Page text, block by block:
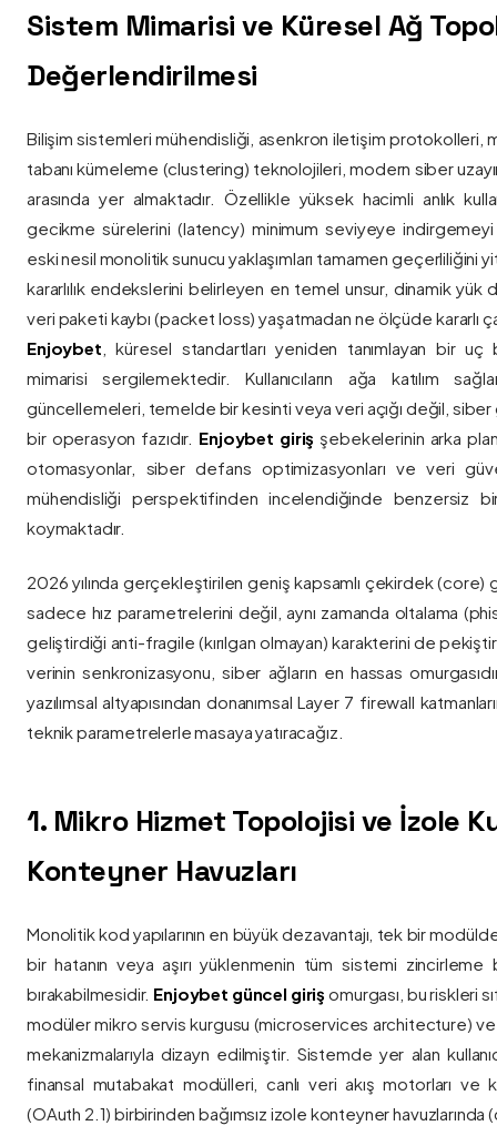
Sistem Mimarisi ve Küresel Ağ
Değerlendirilmesi
Bilişim sistemleri mühendisliği, asenkron iletişim protokolleri,
tabanı kümeleme (clustering) teknolojileri, modern siber
arasında yer almaktadır. Özellikle yüksek hacimli anlık
gecikme sürelerini (latency) minimum seviyeye
eski nesil monolitik sunucu yaklaşımları tamamen geçerliliğini
kararlılık endekslerini belirleyen en temel unsur, dinamik yük
veri paketi kaybı (packet loss) yaşatmadan ne ölçüde kararlı
Enjoybet , küresel standartları yeniden tanımlayan bir
mimarisi sergilemektedir. Kullanıcıların ağa katılım
güncellemeleri, temelde bir kesinti veya veri açığı değil, siber
bir operasyon fazıdır. Enjoybet giriş şebekelerinin arka
otomasyonlar, siber defans optimizasyonları ve veri
mühendisliği perspektifinden incelendiğinde benzersiz
koymaktadır.
2026 yılında gerçekleştirilen geniş kapsamlı çekirdek
sadece hız parametrelerini değil, aynı zamanda oltalama
geliştirdiği anti-fragile (kırılgan olmayan) karakterini de
verinin senkronizasyonu, siber ağların en hassas
yazılımsal altyapısından donanımsal Layer 7 firewall
teknik parametrelerle masaya yatıracağız.
1. Mikro Hizmet Topolojisi ve İzole
Konteyner Havuzları
Monolitik kod yapılarının en büyük dezavantajı, tek bir
bir hatanın veya aşırı yüklenmenin tüm sistemi zincirleme
bırakabilmesidir. Enjoybet güncel giriş omurgası, bu riskleri
modüler mikro servis kurgusu (microservices architecture)
mekanizmalarıyla dizayn edilmiştir. Sistemde yer alan
finansal mutabakat modülleri, canlı veri akış motorları ve
(OAuth 2.1) birbirinden bağımsız izole konteyner havuzlarında